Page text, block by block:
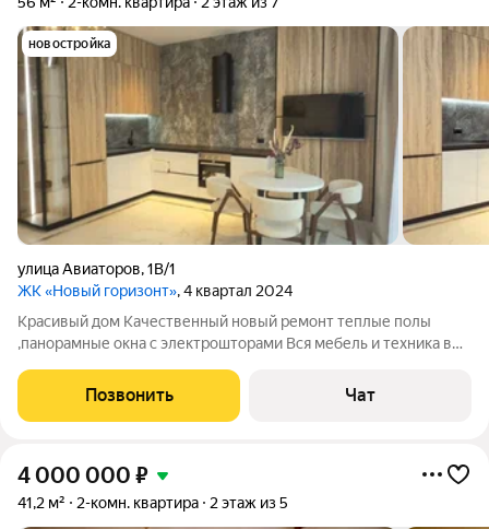
новостройка
улица Авиаторов,1В/1
ЖК «Новый горизонт», 4 квартал 2024
Красивый дом Качественный новый ремонт теплые полы
,панорамные окна с электрошторами Вся мебель и техника в
Позвонить Чат
4 000 000 ₽
41,2 м² 2-комн. квартира 2 этаж из 5